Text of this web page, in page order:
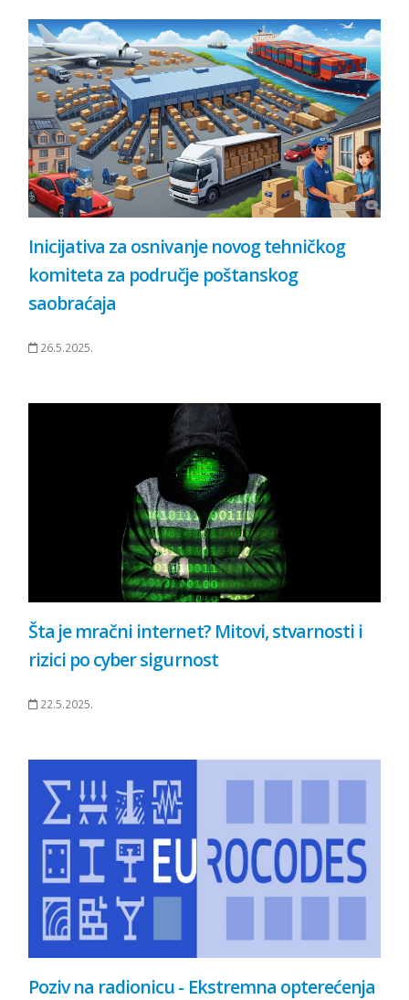
Inicijativa za osnivanje novog tehničkog
komiteta za područje poštanskog
saobraćaja
26.5.2025.
Šta je mračni internet? Mitovi, stvarnosti i
rizici po cyber sigurnost
22.5.2025.
Poziv na radionicu - Ekstremna opterećenja